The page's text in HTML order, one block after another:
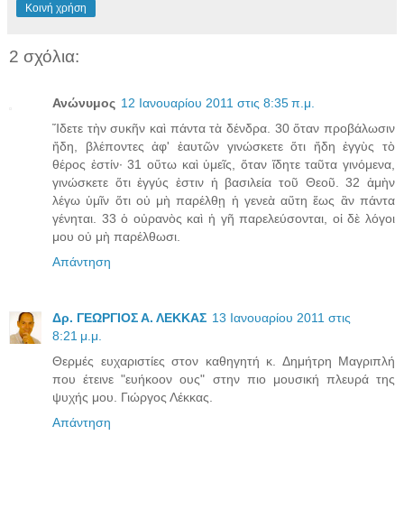
Κοινή χρήση
2 σχόλια:
Ανώνυμος 12 Ιανουαρίου 2011 στις 8:35 π.μ.
Ἴδετε τὴν συκῆν καὶ πάντα τὰ δένδρα. 30 ὅταν προβάλωσιν
ἤδη, βλέποντες ἀφ' ἑαυτῶν γινώσκετε ὅτι ἤδη ἐγγὺς τὸ
θέρος ἐστίν· 31 οὕτω καὶ ὑμεῖς, ὅταν ἴδητε ταῦτα γινόμενα,
γινώσκετε ὅτι ἐγγύς ἐστιν ἡ βασιλεία τοῦ Θεοῦ. 32 ἀμὴν
λέγω ὑμῖν ὅτι οὐ μὴ παρέλθῃ ἡ γενεὰ αὕτη ἕως ἂν πάντα
γένηται. 33 ὁ οὐρανὸς καὶ ἡ γῆ παρελεύσονται, οἱ δὲ λόγοι
μου οὐ μὴ παρέλθωσι.
Απάντηση
Δρ. ΓΕΩΡΓΙΟΣ Α. ΛΕΚΚΑΣ 13 Ιανουαρίου 2011 στις
8:21 μ.μ.
Θερμές ευχαριστίες στον καθηγητή κ. Δημήτρη Μαγριπλή
που έτεινε "ευήκοον ους" στην πιο μουσική πλευρά της
ψυχής μου. Γιώργος Λέκκας.
Απάντηση